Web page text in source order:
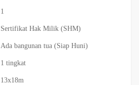
1
Sertifikat Hak Milik (SHM)
Ada bangunan tua (Siap Huni)
1 tingkat
13x18m